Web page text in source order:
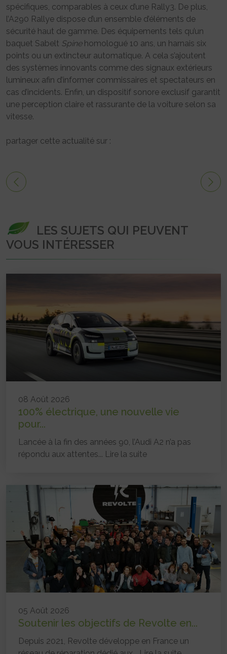
spécifiques, comparables à ceux d’une Rally3. De plus,
l’A290 Rallye dispose d’un ensemble d’éléments de
sécurité haut de gamme. Des équipements tels qu’un
baquet Sabelt Spinehomologué 10 ans, un harnais six
points ou un extincteur automatique. A cela s’ajoutent
des systèmes innovants comme des signaux extérieurs
lumineux afin d’informer commissaires et spectateurs en
cas d’incidents. Enfin, un dispositif sonore exclusif garantit
une perception claire et rassurante de la voiture selon sa
vitesse.
partager cette actualité sur :
LES SUJETS QUI PEUVENT
VOUS INTÉRESSER
08 Août 2026
100% électrique, une nouvelle vie
pour...
Lancée à la fin des années 90, l’Audi A2 n’a pas
répondu aux attentes... Lire la suite
05 Août 2026
Soutenir les objectifs de Revolte en...
Depuis 2021, Revolte développe en France un